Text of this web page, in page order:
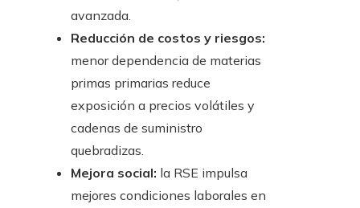
avanzada.
Reducción de costos y riesgos:
menor dependencia de materias
primas primarias reduce
exposición a precios volátiles y
cadenas de suministro
quebradizas.
Mejora social: la RSE impulsa
mejores condiciones laborales en